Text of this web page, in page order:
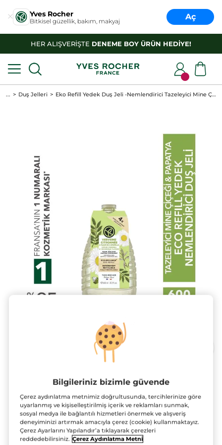
Yves Rocher
Bitkisel güzellik, bakım, makyaj Aç
HER ALIŞVERİŞTE DENEME BOY ÜRÜN HEDİYE!
... Duş Jelleri Eko Refill Yedek Duş Jeli -Nemlendirici Tazeleyici Mine Çiçeği Papatya- SLS,SLES İçermez,Vegan
Eko Refill Yedek Duş Jeli -
Nemlendirici Tazeleyici Mine Çiçeği
Papatya- SLS,SLES İçermez,Vegan
600 ml
4.5 ★★★★★
★★★★★
4.5/5
(11)YORUM EKLE
Bilgileriniz bizimle güvende
Çerez aydınlatma metnimiz doğrultusunda, tercihlerinize göre
uyarlanmış ve kişiselleştirilmiş içerik ve reklamları sunmak,
sosyal medya ile bağlantılı hizmetleri önermek ve alışveriş
deneyiminizi artırmak amacıyla çerez (cookie) kullanmaktayız.
Çerez Ayarlarını Yapılandır’a tıklayarak çerezleri
reddedebilirsiniz. Çerez Aydınlatma Metni